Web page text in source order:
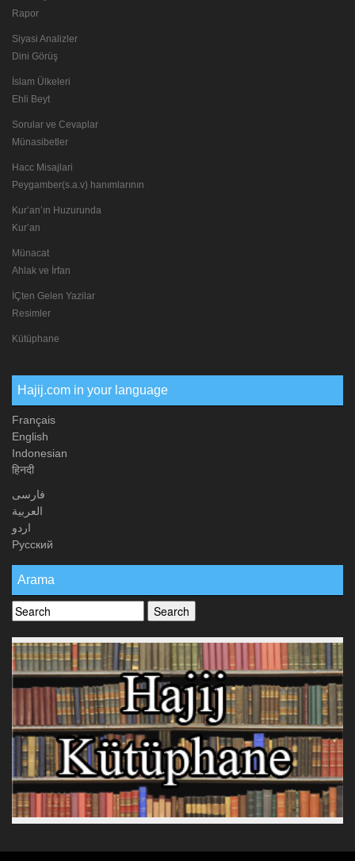
Rapor
Siyasi Analizler
Dini Görüş
İslam Ülkeleri
Ehli Beyt
Sorular ve Cevaplar
Münasibetler
Hacc Misajlari
Peygamber(s.a.v) hanımlarının
Kur’an’ın Huzurunda
Kur’an
Münacat
Ahlak ve İrfan
İÇten Gelen Yazilar
Resimler
Kütüphane
Hajij.com in your language
Français
English
Indonesian
हिनदी
فارسی
العربیة
اردو
Русский
Arama